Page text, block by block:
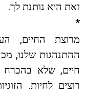
זאת היא נותנת לך.
*
מרוצת החיים,
ההתנהגות שלנו,
חיים, שלא בהכרח
רוצים לחיות.